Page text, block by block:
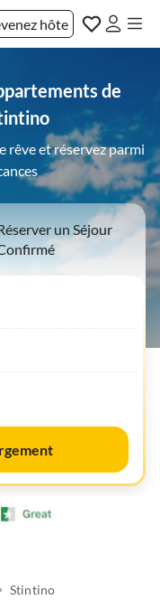
hôte
de
rêve et réservez parmi
un Séjour
Stintino